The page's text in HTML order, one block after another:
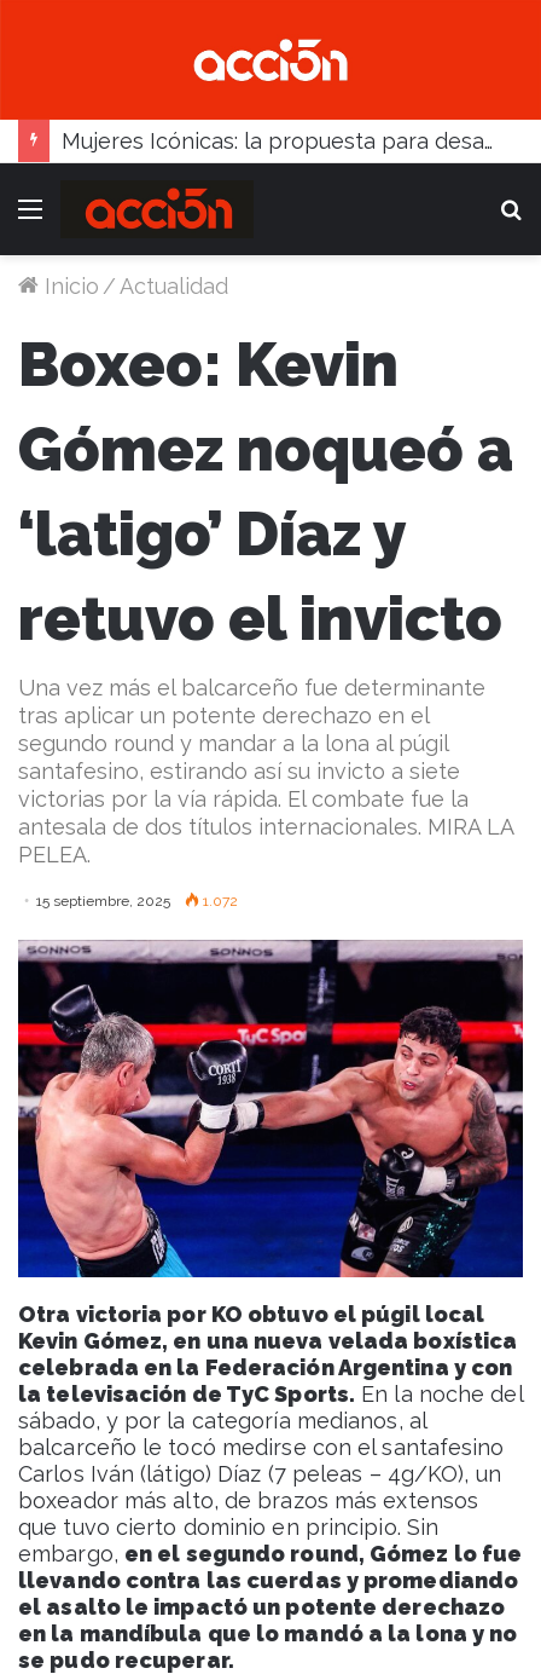
Mujeres Icónicas: la propuesta para desarrollo empresarial femenino que llega a Balcarce
Menú
Inicio /Actualidad
Boxeo: Kevin
Gómez noqueó a
‘latigo’ Díaz y
retuvo el invicto
Una vez más el balcarceño fue determinante
tras aplicar un potente derechazo en el
segundo round y mandar a la lona al púgil
santafesino, estirando así su invicto a siete
victorias por la vía rápida. El combate fue la
antesala de dos títulos internacionales. MIRA LA
PELEA.
15 septiembre, 2025 1.072
Otra victoria por KO obtuvo el púgil local
Kevin Gómez, en una nueva velada boxística
celebrada en la Federación Argentina y con
la televisación de TyC Sports. En la noche del
sábado, y por la categoría medianos, al
balcarceño le tocó medirse con el santafesino
Carlos Iván (látigo) Díaz (7 peleas – 4g/KO), un
boxeador más alto, de brazos más extensos
que tuvo cierto dominio en principio. Sin
embargo, en el segundo round, Gómez lo fue
llevando contra las cuerdas y promediando
el asalto le impactó un potente derechazo
en la mandíbula que lo mandó a la lona y no
se pudo recuperar.